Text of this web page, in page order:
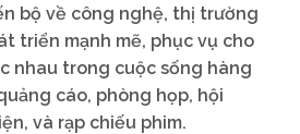
bộ về công nghệ, thị trường
triển mạnh mẽ, phục vụ cho
nhau trong cuộc sống hàng
cáo, phòng họp, hội
và rạp chiếu phim.